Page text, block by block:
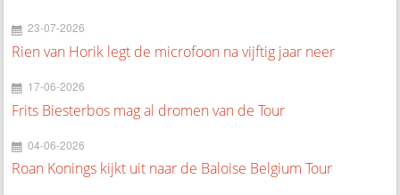
23-07-2026
Rien van Horik legt de microfoon na vijftig jaar neer
17-06-2026
Frits Biesterbos mag al dromen van de Tour
04-06-2026
Roan Konings kijkt uit naar de Baloise Belgium Tour